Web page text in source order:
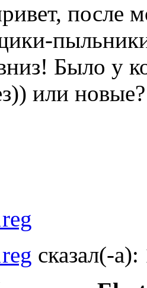
после
Было у
или новые?
сказал(-а):